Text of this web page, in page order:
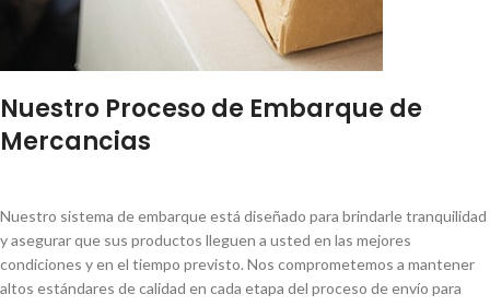
Nuestro Proceso de Embarque de
Mercancias
Nuestro sistema de embarque está diseñado para brindarle tranquilidad
y asegurar que sus productos lleguen a usted en las mejores
condiciones y en el tiempo previsto. Nos comprometemos a mantener
altos estándares de calidad en cada etapa del proceso de envío para